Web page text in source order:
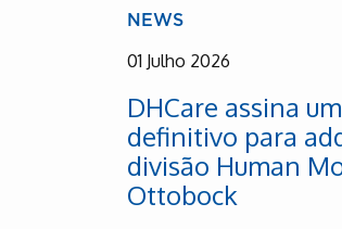
NEWS
01 Julho 2026
DHCare assina
definitivo para
divisão Human
Ottobock